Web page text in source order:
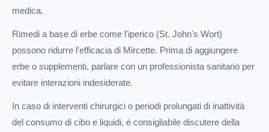
medica.
Rimedi a base di erbe come l'iperico (St. John's Wort)
possono ridurre l'efficacia di Mircette. Prima di aggiungere
erbe o supplementi, parlare con un professionista sanitario per
evitare interazioni indesiderate.
In caso di interventi chirurgici o periodi prolungati di inattività
del consumo di cibo e liquidi, è consigliabile discutere della